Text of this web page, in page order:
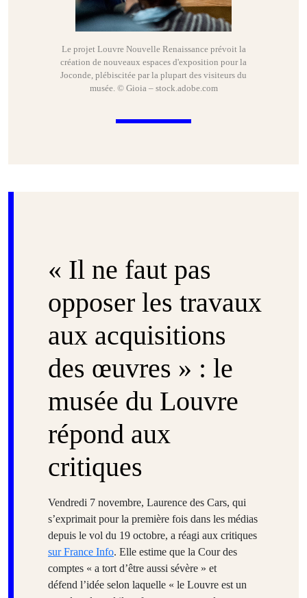
Le projet Louvre Nouvelle Renaissance prévoit la
création de nouveaux espaces d'exposition pour la
Joconde, plébiscitée par la plupart des visiteurs du
musée. © Gioia – stock.adobe.com
« Il ne faut pas
opposer les travaux
aux acquisitions
des œuvres » : le
musée du Louvre
répond aux
critiques
Vendredi 7 novembre, Laurence des Cars, qui
s’exprimait pour la première fois dans les médias
depuis le vol du 19 octobre, a réagi aux critiques
sur France Info. Elle estime que la Cour des
comptes « a tort d’être aussi sévère » et
défend l’idée selon laquelle « le Louvre est un